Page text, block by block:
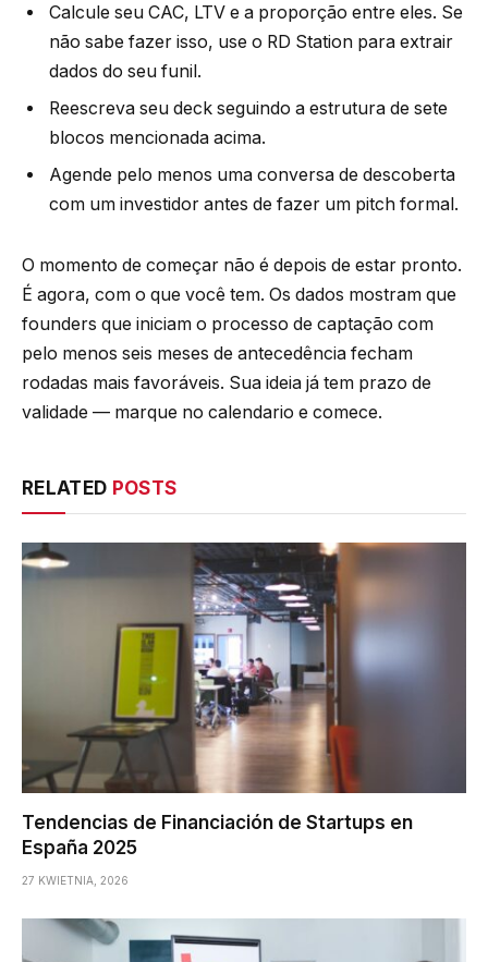
Calcule seu CAC, LTV e a proporção entre eles. Se
não sabe fazer isso, use o RD Station para extrair
dados do seu funil.
Reescreva seu deck seguindo a estrutura de sete
blocos mencionada acima.
Agende pelo menos uma conversa de descoberta
com um investidor antes de fazer um pitch formal.
O momento de começar não é depois de estar pronto.
É agora, com o que você tem. Os dados mostram que
founders que iniciam o processo de captação com
pelo menos seis meses de antecedência fecham
rodadas mais favoráveis. Sua ideia já tem prazo de
validade — marque no calendario e comece.
RELATED POSTS
Tendencias de Financiación de Startups en
España 2025
27 KWIETNIA, 2026